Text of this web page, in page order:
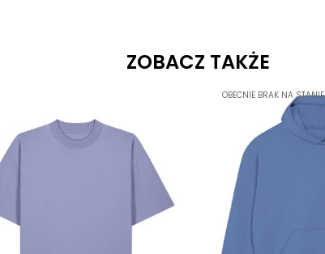
ZOBACZ TAKŻE
OBECNIE BRAK NA STANIE